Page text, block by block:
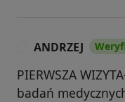
ANDRZEJ
PIERWSZA
badań